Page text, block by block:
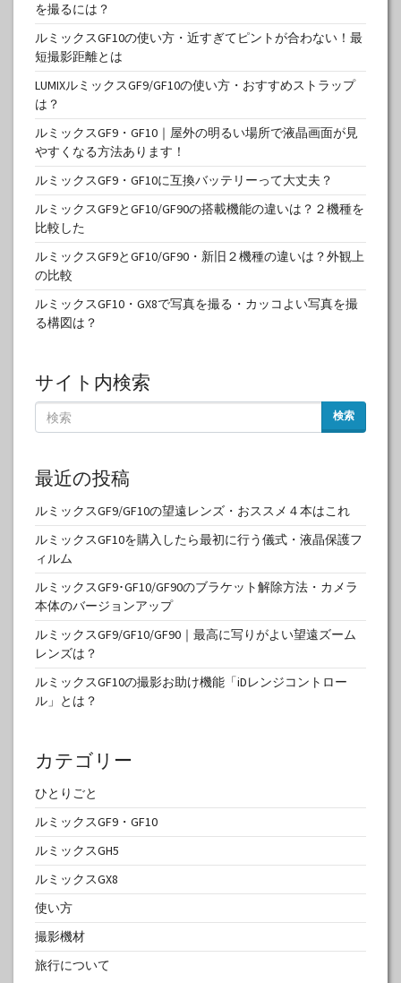
を撮るには？
ルミックスGF10の使い方・近すぎてピントが合わない！最
短撮影距離とは
LUMIXルミックスGF9/GF10の使い方・おすすめストラップ
は？
ルミックスGF9・GF10｜屋外の明るい場所で液晶画面が見
やすくなる方法あります！
ルミックスGF9・GF10に互換バッテリーって大丈夫？
ルミックスGF9とGF10/GF90の搭載機能の違いは？２機種を
比較した
ルミックスGF9とGF10/GF90・新旧２機種の違いは？外観上
の比較
ルミックスGF10・GX8で写真を撮る・カッコよい写真を撮
る構図は？
サイト内検索
検索
最近の投稿
ルミックスGF9/GF10の望遠レンズ・おススメ４本はこれ
ルミックスGF10を購入したら最初に行う儀式・液晶保護フ
ィルム
ルミックスGF9･GF10/GF90のブラケット解除方法・カメラ
本体のバージョンアップ
ルミックスGF9/GF10/GF90｜最高に写りがよい望遠ズーム
レンズは？
ルミックスGF10の撮影お助け機能「iDレンジコントロー
ル」とは？
カテゴリー
ひとりごと
ルミックスGF9・GF10
ルミックスGH5
ルミックスGX8
使い方
撮影機材
旅行について